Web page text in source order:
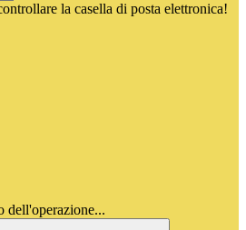
la casella di posta elettronica!
dell'operazione...